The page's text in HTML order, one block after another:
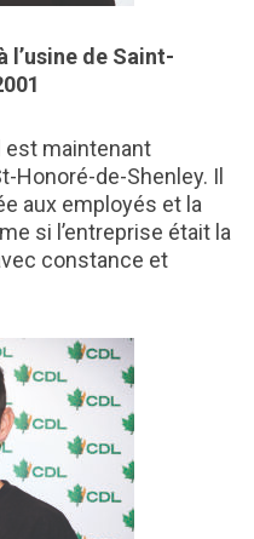
l’usine de Saint-
est maintenant
Honoré-de-Shenley. Il
aux employés et la
si l’entreprise était la
constance et